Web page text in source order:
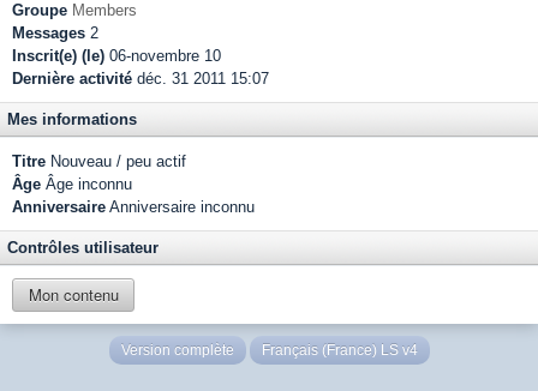
Groupe Members
Messages 2
Inscrit(e) (le) 06-novembre 10
Dernière activité déc. 31 2011 15:07
Mes informations
Titre Nouveau / peu actif
Âge Âge inconnu
Anniversaire Anniversaire inconnu
Contrôles utilisateur
Mon contenu
Version complète Français (France) LS v4